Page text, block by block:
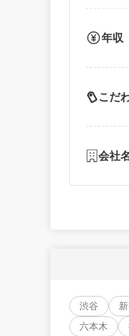
年収
こだ
会社
渋谷
六本木